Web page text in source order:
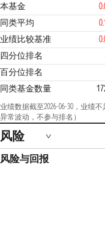
本基金
同类平均
业绩比较基准
四分位排名
百分位排名
同类基金数量
业绩数据截至2026-06-30，业绩
异常波动，不参与排名）
风险
风险与回报